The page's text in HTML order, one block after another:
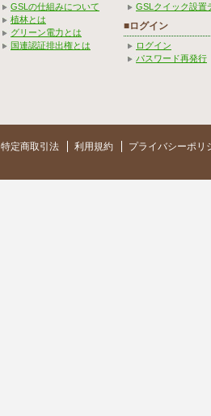
GSLの仕組みについて
植林とは
グリーン電力とは
国連認証排出権とは
GSLクイック設置
■ログイン
ログイン
パスワード再発行
特定商取引法 利用規約 プライバシーポリ